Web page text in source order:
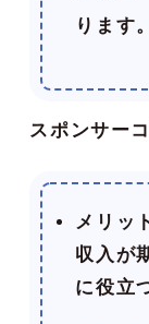
ります。
スポンサー
メリッ
収入が
に役立